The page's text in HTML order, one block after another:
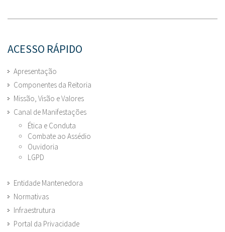
ACESSO RÁPIDO
Apresentação
Componentes da Reitoria
Missão, Visão e Valores
Canal de Manifestações
Ética e Conduta
Combate ao Assédio
Ouvidoria
LGPD
Entidade Mantenedora
Normativas
Infraestrutura
Portal da Privacidade